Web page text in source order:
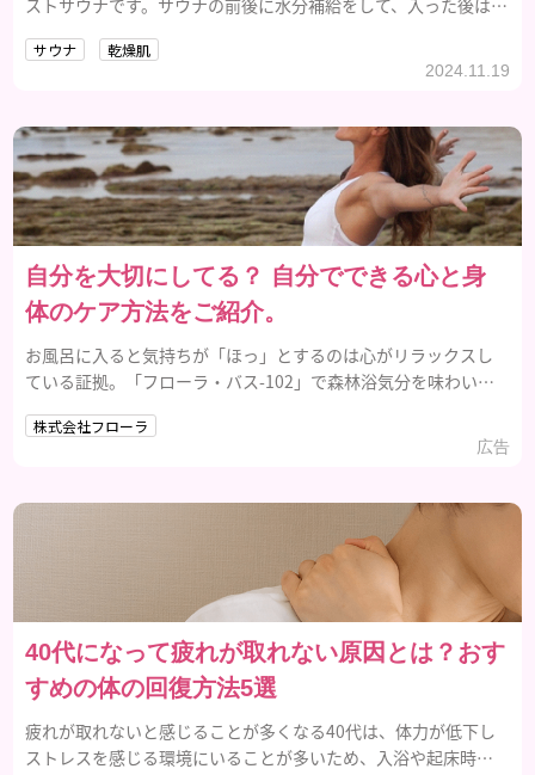
ストサウナです。サウナの前後に水分補給をして、入った後は保
サウナ 乾燥肌
2024.11.19
自分を大切にしてる？ 自分でできる心と身
体のケア方法をご紹介。
お風呂に入ると気持ちが「ほっ」とするのは心がリラックスし
ている証拠。「フローラ・バス-102」で森林浴気分を味わいま
株式会社フローラ
広告
40代になって疲れが取れない原因とは？おす
すめの体の回復方法5選
疲れが取れないと感じることが多くなる40代は、体力が低下し
ストレスを感じる環境にいることが多いため、入浴や起床時間